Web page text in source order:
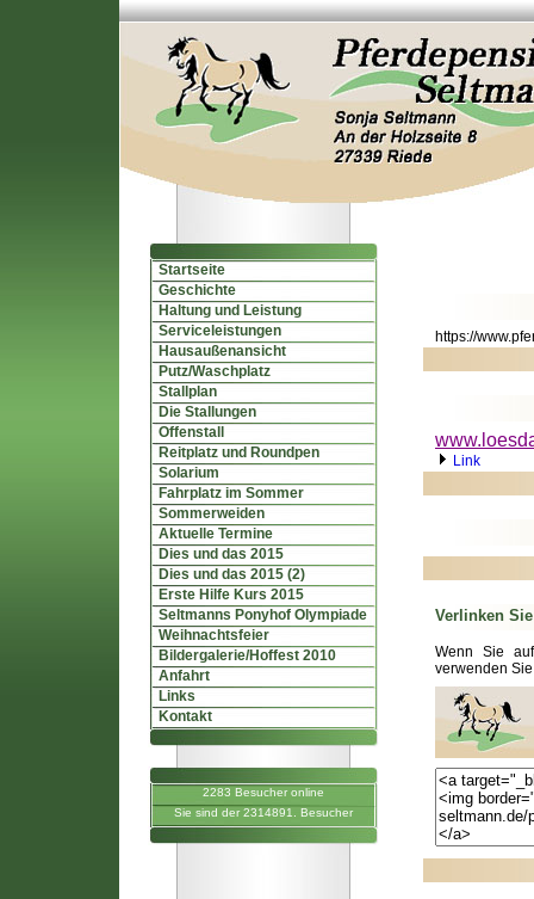
Startseite
Geschichte
Haltung und Leistung
Serviceleistungen
Hausaußenansicht
Putz/Waschplatz
Stallplan
Die Stallungen
Offenstall
Reitplatz und Roundpen
Solarium
Fahrplatz im Sommer
Sommerweiden
Aktuelle Termine
Dies und das 2015
Dies und das 2015 (2)
Erste Hilfe Kurs 2015
Seltmanns Ponyhof Olympiade
Weihnachtsfeier
Bildergalerie/Hoffest 2010
Anfahrt
Links
Kontakt
2283 Besucher online
Sie sind der 2314891. Besucher
https://
Link
Verlinken
Wenn Sie
verwenden